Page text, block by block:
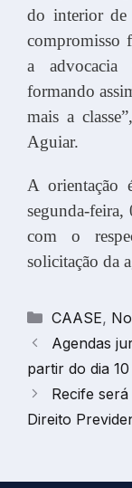
do interior de
compromisso
a advocacia
formando
mais a
Aguiar.
A orientação
segunda-
com o
solicitação da
Categorias
CAASE,
Agendas
partir do dia 10
Recife
Direito